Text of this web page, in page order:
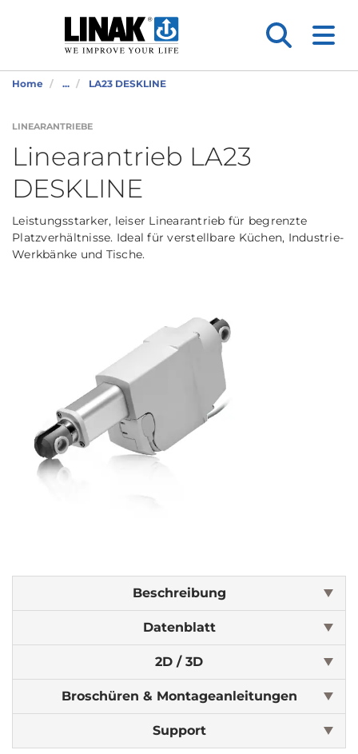
Home ... LA23 DESKLINE
LINEARANTRIEBE
Linearantrieb LA23
DESKLINE
Leistungsstarker, leiser Linearantrieb für begrenzte
Platzverhältnisse. Ideal für verstellbare Küchen, Industrie-
Werkbänke und Tische.
Beschreibung
Datenblatt
2D / 3D
Broschüren & Montageanleitungen
Support